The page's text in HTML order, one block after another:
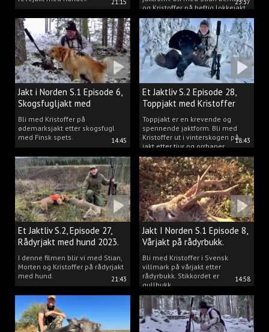
21:15 23:37
og Kristoffer på heftig lokkejakt.
14:45
Jakt i Norden S.1 Episode 6,
Skogsfugljakt med
spetshund.
Bli med Kristoffer på
ødemarksjakt etter skogsfugl
med Finsk spets.
18:43
Et Jaktliv S.2 Episode 28,
Toppjakt med Kristoffer
Clausen
Toppjakt er en krevende og
spennende jaktform. Bli med
Kristoffer ut i vinterskogen på
jakt etter tiur og orrhaner.
21:43
Et Jaktliv S.2, Episode 27,
Rådyrjakt med hund 2023.
I denne filmen blir vi med Stian,
Morten og Kristoffer på rådyrjakt
med hund.
14:58
Jakt I Norden S.1 Episode 8,
Vårjakt på rådyrbukk.
Bli med Kristoffer i Svensk
villmark på vårjakt etter
rådyrbukk. Stikkordet er
gullbukk.